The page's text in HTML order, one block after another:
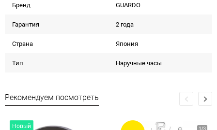
Бренд GUARDO
Гарантия 2 года
Страна Япония
Тип Наручные часы
Рекомендуем посмотреть
Новый